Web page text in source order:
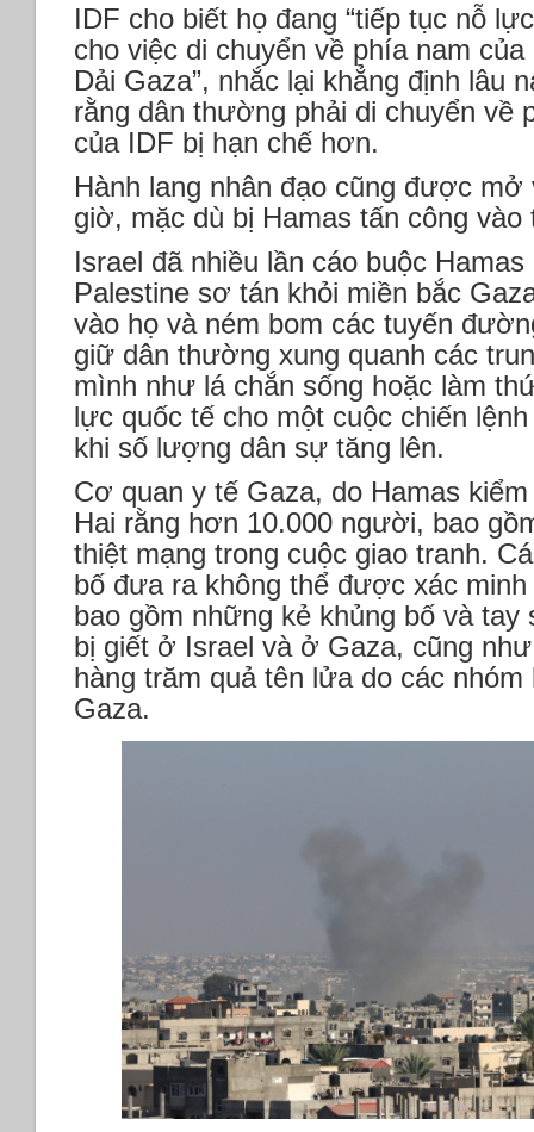
IDF cho biết họ đang “tiếp tục nỗ
cho việc di chuyển về phía nam
Dải Gaza”, nhắc lại khẳng định lâu
rằng dân thường phải di chuyển về
của IDF bị hạn chế hơn.
Hành lang nhân đạo cũng được mở
giờ, mặc dù bị Hamas tấn công vào
Israel đã nhiều lần cáo buộc
Palestine sơ tán khỏi miền bắc
vào họ và ném bom các tuyến
giữ dân thường xung quanh các
mình như lá chắn sống hoặc làm
lực quốc tế cho một cuộc chiến
khi số lượng dân sự tăng lên.
Cơ quan y tế Gaza, do Hamas
Hai rằng hơn 10.000 người, bao
thiệt mạng trong cuộc giao tranh.
bố đưa ra không thể được xác
bao gồm những kẻ khủng bố và tay
bị giết ở Israel và ở Gaza, cũng
hàng trăm quả tên lửa do các
Gaza.